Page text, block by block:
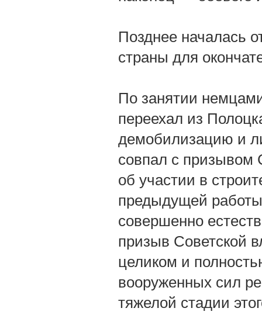
Позднее началась
страны для
По занятии
переехал из
демобилизацию и
совпал с призывом
об участии в
предыдущей
совершенно
призыв Советской
целиком и
вооруженных сил
тяжелой стадии